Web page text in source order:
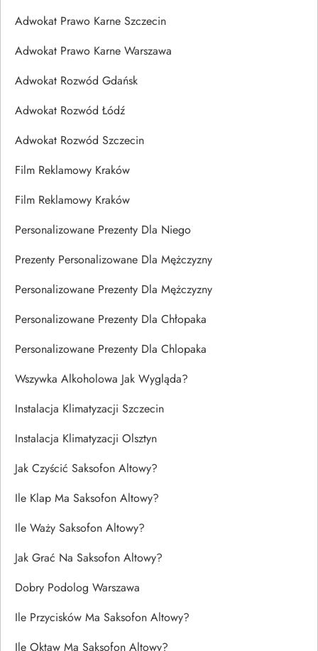
Adwokat Prawo Karne Szczecin
Adwokat Prawo Karne Warszawa
Adwokat Rozwód Gdańsk
Adwokat Rozwód Łódź
Adwokat Rozwód Szczecin
Film Reklamowy Kraków
Film Reklamowy Kraków
Personalizowane Prezenty Dla Niego
Prezenty Personalizowane Dla Mężczyzny
Personalizowane Prezenty Dla Mężczyzny
Personalizowane Prezenty Dla Chłopaka
Personalizowane Prezenty Dla Chlopaka
Wszywka Alkoholowa Jak Wygląda?
Instalacja Klimatyzacji Szczecin
Instalacja Klimatyzacji Olsztyn
Jak Czyścić Saksofon Altowy?
Ile Klap Ma Saksofon Altowy?
Ile Waży Saksofon Altowy?
Jak Grać Na Saksofon Altowy?
Dobry Podolog Warszawa
Ile Przycisków Ma Saksofon Altowy?
Ile Oktaw Ma Saksofon Altowy?